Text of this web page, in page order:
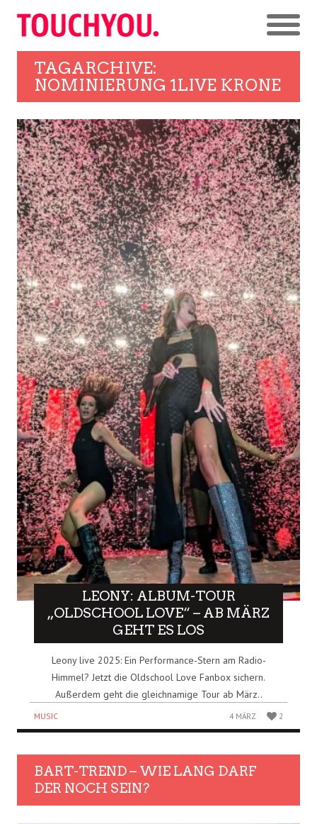
TAGARCHIVE:
NOMINIERUNG 1LIVE KRONE
LEONY: ALBUM-TOUR
„OLDSCHOOL LOVE“ – AB MÄRZ
GEHT ES LOS
Leony live 2025: Ein Performance-Stern am Radio-
Himmel? Jetzt die Oldschool Love Fanbox sichern.
Außerdem geht die gleichnamige Tour ab März..
MUSIC 4 MÄRZ 2
BART-TREND – WIE LANG DARF
DER NOCH SEIN?